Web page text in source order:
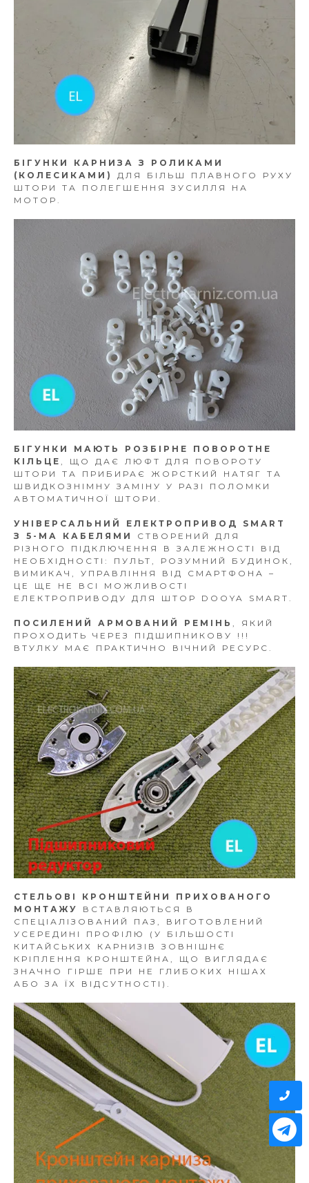
БІГУНКИ КАРНИЗА З РОЛИКАМИ
(КОЛЕСИКАМИ)
ДЛЯ БІЛЬШ ПЛАВНОГО РУХУ
ШТОРИ ТА ПОЛЕГШЕННЯ ЗУСИЛЛЯ НА
МОТОР.
БІГУНКИ МАЮТЬ РОЗБІРНЕ ПОВОРОТНЕ
КІЛЬЦЕ
, ЩО ДАЄ ЛЮФТ ДЛЯ ПОВОРОТУ
ШТОРИ ТА ПРИБИРАЄ ЖОРСТКИЙ НАТЯГ ТА
ШВИДКОЗНІМНУ ЗАМІНУ У РАЗІ ПОЛОМКИ
АВТОМАТИЧНОЇ ШТОРИ.
УНІВЕРСАЛЬНИЙ ЕЛЕКТРОПРИВОД SMART
З 5-МА КАБЕЛЯМИ
СТВОРЕНИЙ ДЛЯ
РІЗНОГО ПІДКЛЮЧЕННЯ В ЗАЛЕЖНОСТІ ВІД
НЕОБХІДНОСТІ: ПУЛЬТ, РОЗУМНИЙ БУДИНОК,
ВИМИКАЧ, УПРАВЛІННЯ ВІД СМАРТФОНА –
ЦЕ ЩЕ НЕ ВСІ МОЖЛИВОСТІ
ЕЛЕКТРОПРИВОДУ ДЛЯ ШТОР DOOYA SMART.
ПОСИЛЕНИЙ АРМОВАНИЙ РЕМІНЬ
, ЯКИЙ
ПРОХОДИТЬ ЧЕРЕЗ ПІДШИПНИКОВУ !!!
ВТУЛКУ МАЄ ПРАКТИЧНО ВІЧНИЙ РЕСУРС.
СТЕЛЬОВІ КРОНШТЕЙНИ ПРИХОВАНОГО
МОНТАЖУ
ВСТАВЛЯЮТЬСЯ В
СПЕЦІАЛІЗОВАНИЙ ПАЗ, ВИГОТОВЛЕНИЙ
УСЕРЕДИНІ ПРОФІЛЮ (У БІЛЬШОСТІ
КИТАЙСЬКИХ КАРНИЗІВ ЗОВНІШНЄ
КРІПЛЕННЯ КРОНШТЕЙНА, ЩО ВИГЛЯДАЄ
ЗНАЧНО ГІРШЕ ПРИ НЕ ГЛИБОКИХ НІШАХ
АБО ЗА ЇХ ВІДСУТНОСТІ).